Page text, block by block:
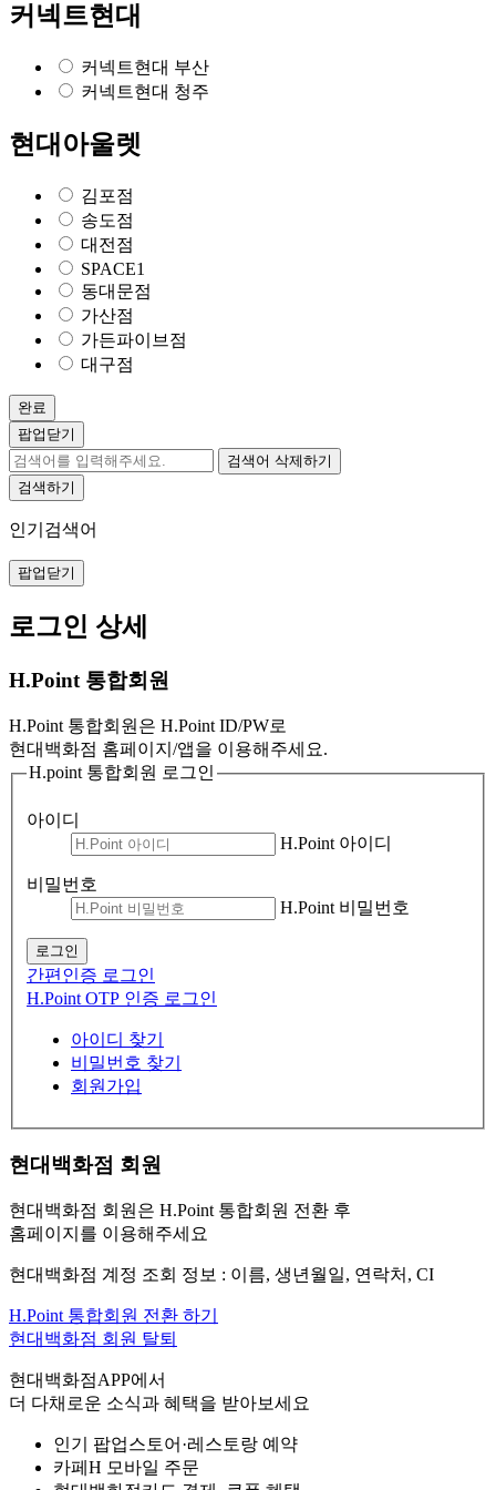
커넥트현대
커넥트현대 부산
커넥트현대 청주
현대아울렛
김포점
송도점
대전점
SPACE1
동대문점
가산점
가든파이브점
대구점
완료
팝업닫기
검색어 삭제하기
검색하기
인기검색어
팝업닫기
로그인 상세
H.Point 통합회원
H.Point 통합회원은 H.Point ID/PW로
현대백화점 홈페이지/앱을 이용해주세요.
H.point 통합회원 로그인
아이디
H.Point 아이디
비밀번호
H.Point 비밀번호
로그인
간편인증 로그인
H.Point OTP 인증 로그인
아이디 찾기
비밀번호 찾기
회원가입
현대백화점 회원
현대백화점 회원은 H.Point 통합회원 전환 후
홈페이지를 이용해주세요
현대백화점 계정 조회 정보 : 이름, 생년월일, 연락처, CI
H.Point 통합회원 전환 하기
현대백화점 회원 탈퇴
현대백화점APP에서
더 다채로운 소식과 혜택을 받아보세요
인기 팝업스토어·레스토랑 예약
카페H 모바일 주문